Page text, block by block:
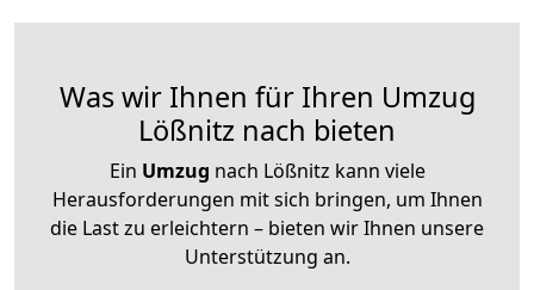
Was wir Ihnen für Ihren Umzug
Lößnitz nach bieten
Ein Umzug nach Lößnitz kann viele
Herausforderungen mit sich bringen, um Ihnen
die Last zu erleichtern – bieten wir Ihnen unsere
Unterstützung an.